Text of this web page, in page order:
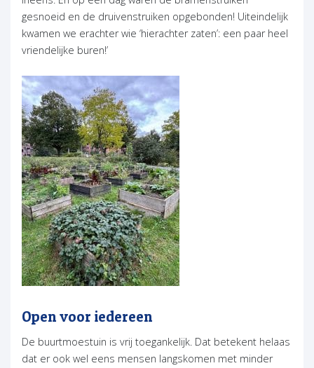
gesnoeid en de druivenstruiken opgebonden! Uiteindelijk
kwamen we erachter wie ‘hierachter zaten’: een paar heel
vriendelijke buren!’
Open voor iedereen
De buurtmoestuin is vrij toegankelijk. Dat betekent helaas
dat er ook wel eens mensen langskomen met minder